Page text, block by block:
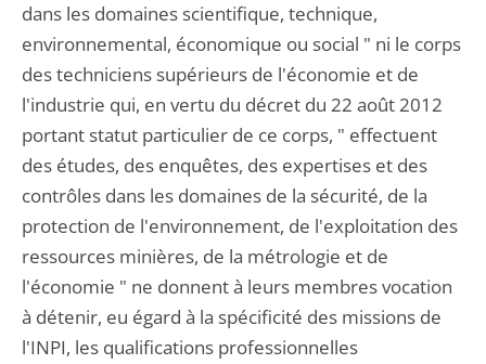
dans les domaines scientifique, technique,
environnemental, économique ou social " ni le corps
des techniciens supérieurs de l'économie et de
l'industrie qui, en vertu du décret du 22 août 2012
portant statut particulier de ce corps, " effectuent
des études, des enquêtes, des expertises et des
contrôles dans les domaines de la sécurité, de la
protection de l'environnement, de l'exploitation des
ressources minières, de la métrologie et de
l'économie " ne donnent à leurs membres vocation
à détenir, eu égard à la spécificité des missions de
l'INPI, les qualifications professionnelles